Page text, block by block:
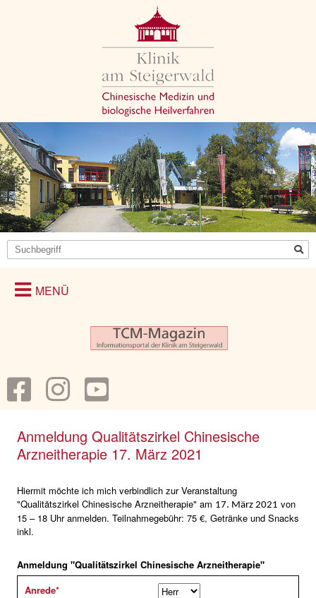
Anmeldung Qualitätszirkel Chinesische
Arzneitherapie 17. März 2021
Hiermit möchte ich mich verbindlich zur Veranstaltung
"Qualitätszirkel Chinesische Arzneitherapie" am 17. März 2021 von
15 – 18 Uhr anmelden. Teilnahmegebühr: 75 €, Getränke und Snacks
inkl.
Anmeldung "Qualitätszirkel Chinesische Arzneitherapie"
Anrede*